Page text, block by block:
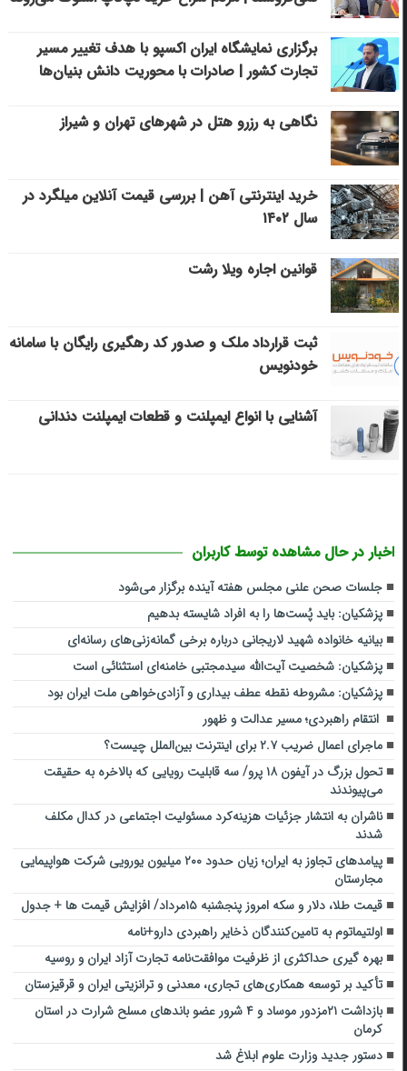
برگزاری نمایشگاه ایران اکسپو با هدف تغییر مسیر
تجارت کشور | صادرات با محوریت دانش بنیان‌ها
نگاهی به رزرو هتل در شهرهای تهران و شیراز
خرید اینترنتی آهن | بررسی قیمت آنلاین میلگرد در
سال ۱۴۰۲
قوانین اجاره ویلا رشت
ثبت قرارداد ملک و صدور کد رهگیری رایگان با سامانه
خودنویس
آشنایی با انواع ایمپلنت و قطعات ایمپلنت دندانی
اخبار در حال مشاهده توسط کاربران
جلسات صحن علنی مجلس هفته آینده برگزار می‌شود
پزشکیان: باید پُست‌ها را به افراد شایسته بدهیم
بیانیه خانواده شهید لاریجانی درباره برخی گمانه‌زنی‌های رسانه‌ای
پزشکیان: شخصیت آیت‌الله سیدمجتبی خامنه‌ای استثنائی است
پزشکیان: مشروطه نقطه عطف بیداری و آزادی‌خواهی ملت ایران بود
انتقام راهبردی؛ مسیر عدالت و ظهور
ماجرای اعمال ضریب ۲.۷ برای اینترنت بین‌الملل چیست؟
تحول بزرگ در آیفون ۱۸ پرو/ سه قابلیت رویایی که بالاخره به حقیقت
می‌پیوندند
ناشران به انتشار جزئیات هزینه‌کرد مسئولیت اجتماعی در کدال مکلف
شدند
پیامدهای تجاوز به ایران؛ زیان حدود ۲۰۰ میلیون یورویی شرکت هواپیمایی
مجارستان
قیمت طلا، دلار و سکه امروز پنجشنبه ۱۵مرداد/ افزایش قیمت ها + جدول
اولتیماتوم به تامین‌کنندگان ذخایر راهبردی دارو+نامه
بهره گیری حداکثری از ظرفیت موافقت‌نامه تجارت آزاد ایران و روسیه
تأکید بر توسعه همکاری‌های تجاری، معدنی و ترانزیتی ایران و قرقیزستان
بازداشت ۲۱مزدور موساد و ۴ شرور عضو باندهای مسلح شرارت در استان
کرمان
دستور جدید وزارت علوم ابلاغ شد